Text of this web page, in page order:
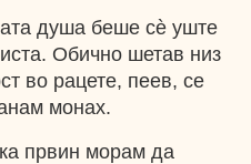
душа беше сѐ уште
Обично шетав низ
во рацете, пеев, се
монах.
првин морам да